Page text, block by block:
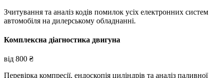
Зчитування та аналіз кодів помилок усіх електронних систем
автомобіля на дилерському обладнанні.
Комплексна діагностика двигуна
від 800 ₴
Перевірка компресії, ендоскопія циліндрів та аналіз паливної